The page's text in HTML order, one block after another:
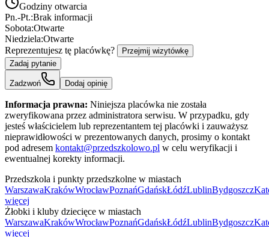
Godziny otwarcia
Pn.-Pt.:Brak informacji
Sobota:Otwarte
Niedziela:Otwarte
Reprezentujesz tę placówkę?
Przejmij wizytówkę
Zadaj pytanie
Zadzwoń Dodaj opinię
Informacja prawna: Niniejsza placówka nie została
zweryfikowana przez administratora serwisu. W przypadku, gdy
jesteś właścicielem lub reprezentantem tej placówki i zauważysz
nieprawidłowości w prezentowanych danych, prosimy o kontakt
pod adresem kontakt@przedszkolowo.pl w celu weryfikacji i
ewentualnej korekty informacji.
Przedszkola i punkty przedszkolne w miastach
WarszawaKrakówWrocławPoznańGdańskŁódźLublinBydgoszcz
więcej
Żłobki i kluby dziecięce w miastach
WarszawaKrakówWrocławPoznańGdańskŁódźLublinBydgoszcz
więcej